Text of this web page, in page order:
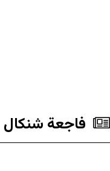
فاجعة شنكال